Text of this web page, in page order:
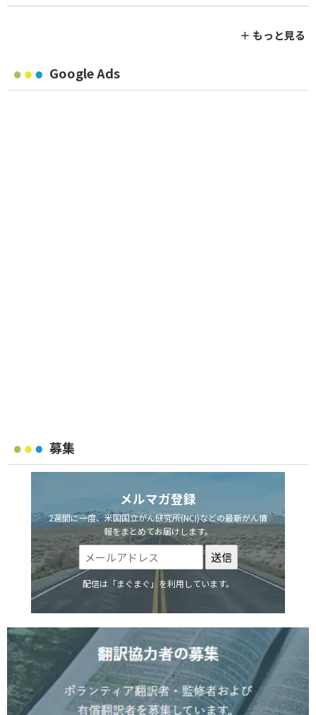
＋ もっと見る
Google Ads
募集
メルマガ登録
2週間に一度、米国国立がん研究所(NCI)などの最新がん情
報をまとめてお届けします。
配信は「まぐまぐ」を利用しています。